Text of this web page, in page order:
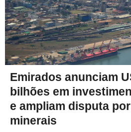
Emirados anunciam
bilhões em
e ampliam disputa
minerais